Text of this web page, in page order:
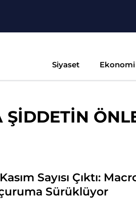
Siyaset Ekonomi
ŞİDDETİN
Sayısı Çıktı:
Sürüklüyor